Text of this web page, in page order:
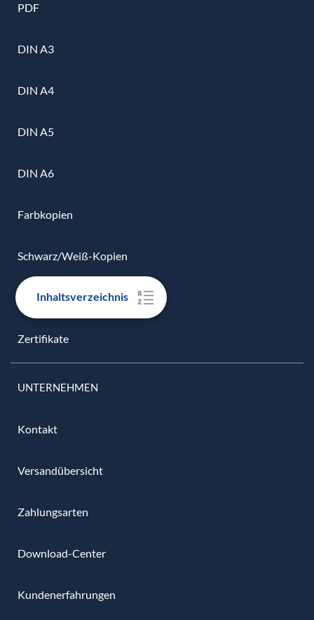
Inhaltsverzeichnis
PDF
DIN A3
DIN A4
DIN A5
DIN A6
Farbkopien
Schwarz/Weiß-Kopien
Urkunden
Zertifikate
UNTERNEHMEN
Kontakt
Versandübersicht
Zahlungsarten
Download-Center
Kundenerfahrungen